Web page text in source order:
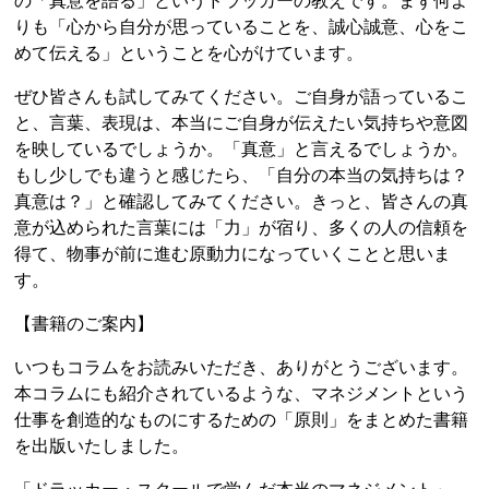
りも「心から自分が思っていることを、誠心誠意、心をこ
めて伝える」ということを心がけています。
ぜひ皆さんも試してみてください。ご自身が語っているこ
と、言葉、表現は、本当にご自身が伝えたい気持ちや意図
を映しているでしょうか。「真意」と言えるでしょうか。
もし少しでも違うと感じたら、「自分の本当の気持ちは？
真意は？」と確認してみてください。きっと、皆さんの真
意が込められた言葉には「力」が宿り、多くの人の信頼を
得て、物事が前に進む原動力になっていくことと思いま
す。
【書籍のご案内】
いつもコラムをお読みいただき、ありがとうございます。
本コラムにも紹介されているような、マネジメントという
仕事を創造的なものにするための「原則」をまとめた書籍
を出版いたしました。